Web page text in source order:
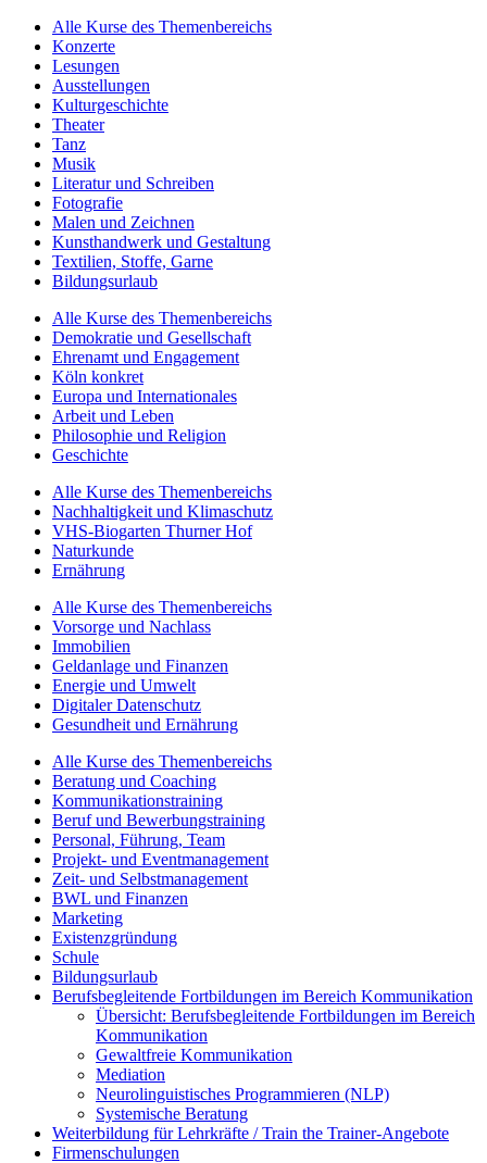
Alle Kurse des Themenbereichs
Konzerte
Lesungen
Ausstellungen
Kulturgeschichte
Theater
Tanz
Musik
Literatur und Schreiben
Fotografie
Malen und Zeichnen
Kunsthandwerk und Gestaltung
Textilien, Stoffe, Garne
Bildungsurlaub
Alle Kurse des Themenbereichs
Demokratie und Gesellschaft
Ehrenamt und Engagement
Köln konkret
Europa und Internationales
Arbeit und Leben
Philosophie und Religion
Geschichte
Alle Kurse des Themenbereichs
Nachhaltigkeit und Klimaschutz
VHS-Biogarten Thurner Hof
Naturkunde
Ernährung
Alle Kurse des Themenbereichs
Vorsorge und Nachlass
Immobilien
Geldanlage und Finanzen
Energie und Umwelt
Digitaler Datenschutz
Gesundheit und Ernährung
Alle Kurse des Themenbereichs
Beratung und Coaching
Kommunikationstraining
Beruf und Bewerbungstraining
Personal, Führung, Team
Projekt- und Eventmanagement
Zeit- und Selbstmanagement
BWL und Finanzen
Marketing
Existenzgründung
Schule
Bildungsurlaub
Berufsbegleitende Fortbildungen im Bereich Kommunikation
Übersicht: Berufsbegleitende Fortbildungen im Bereich
Kommunikation
Gewaltfreie Kommunikation
Mediation
Neurolinguistisches Programmieren (NLP)
Systemische Beratung
Weiterbildung für Lehrkräfte / Train the Trainer-Angebote
Firmenschulungen